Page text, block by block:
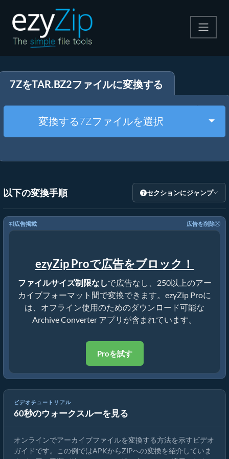
解凍する
その他のツール
7ZをTAR.BZ2ファイルに変換する
変換する7Zファイルを選択
以下の変換手順 セクションにジャンプ
広告掲載 広告を削除
ezyZip Proで広告をブロック！
ファイルサイズ制限なしで広告なし、250以上のアー
カイブフォーマット間で変換できます。ezyZip Proに
は、オフライン使用のためのダウンロード可能な
Archive Converter アプリが含まれています。
Proを試す
ビデオチュートリアル
60秒のウォークスルーを見る
ezyZipを使ったアーカイブファイルの変換方法
オンラインでアーカイブファイルを変換する方法を示すビデオ
ガイドです。この例ではAPKからZIPへの変換を紹介していま